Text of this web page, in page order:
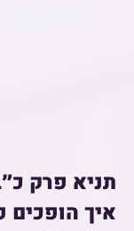
תניא פרק
איך הופכים